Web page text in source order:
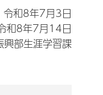
令和8年7月3日
和8年7月14日
興部生涯学習課